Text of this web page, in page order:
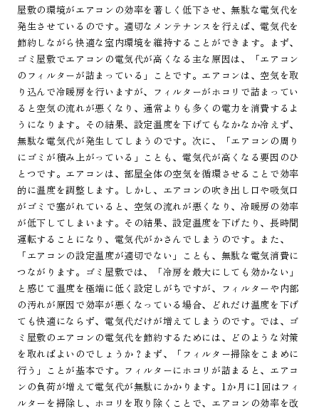
屋敷の環境がエアコンの効率を著しく低下させ、無駄な電気代を
発生させているのです。適切なメンテナンスを行えば、電気代を
節約しながら快適な室内環境を維持することができます。まず、
ゴミ屋敷でエアコンの電気代が高くなる主な原因は、「エアコン
のフィルターが詰まっている」ことです。エアコンは、空気を取
り込んで冷暖房を行いますが、フィルターがホコリで詰まってい
ると空気の流れが悪くなり、通常よりも多くの電力を消費するよ
うになります。その結果、設定温度を下げてもなかなか冷えず、
無駄な電気代が発生してしまうのです。次に、「エアコンの周り
にゴミが積み上がっている」ことも、電気代が高くなる要因のひ
とつです。エアコンは、部屋全体の空気を循環させることで効率
的に温度を調整します。しかし、エアコンの吹き出し口や吸気口
がゴミで塞がれていると、空気の流れが悪くなり、冷暖房の効率
が低下してしまいます。その結果、設定温度を下げたり、長時間
運転することになり、電気代がかさんでしまうのです。また、
「エアコンの設定温度が適切でない」ことも、無駄な電気消費に
つながります。ゴミ屋敷では、「冷房を最大にしても効かない」
と感じて温度を極端に低く設定しがちですが、フィルターや内部
の汚れが原因で効率が悪くなっている場合、どれだけ温度を下げ
ても快適にならず、電気代だけが増えてしまうのです。では、ゴ
ミ屋敷のエアコンの電気代を節約するためには、どのような対策
を取ればよいのでしょうか？まず、「フィルター掃除をこまめに
行う」ことが基本です。フィルターにホコリが詰まると、エアコ
ンの負荷が増えて電気代が無駄にかかります。1か月に1回はフィ
ルターを掃除し、ホコリを取り除くことで、エアコンの効率を改